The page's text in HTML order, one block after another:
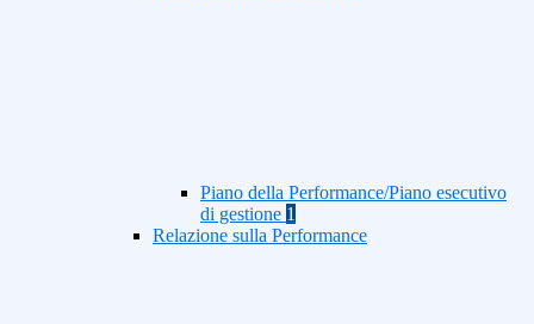
Piano della Performance/Piano esecutivo
di gestione 1
Relazione sulla Performance